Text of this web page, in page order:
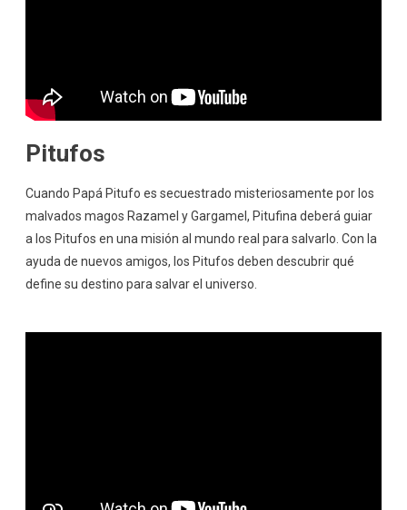
Pitufos
Cuando Papá Pitufo es secuestrado misteriosamente por los
malvados magos Razamel y Gargamel, Pitufina deberá guiar
a los Pitufos en una misión al mundo real para salvarlo. Con la
ayuda de nuevos amigos, los Pitufos deben descubrir qué
define su destino para salvar el universo.